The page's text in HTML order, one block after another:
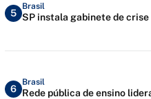
5
Brasil
SP instala gabinete de
6
Brasil
Rede pública de ensino